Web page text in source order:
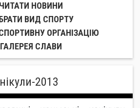
ЧИТАТИ НОВИНИ
ВИД СПОРТУ
ОРГАНIЗАЦIЮ
ГАЛЕРЕЯ СЛАВИ
2013